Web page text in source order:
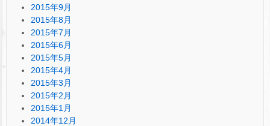
2015年9月
2015年8月
2015年7月
2015年6月
2015年5月
2015年4月
2015年3月
2015年2月
2015年1月
2014年12月